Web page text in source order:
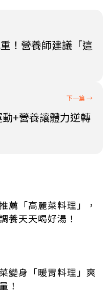
！營養師建議「這
+營養讓體力逆轉
薦「高麗菜料理」，
養天天喝好湯！
變身「暖胃料理」爽
！